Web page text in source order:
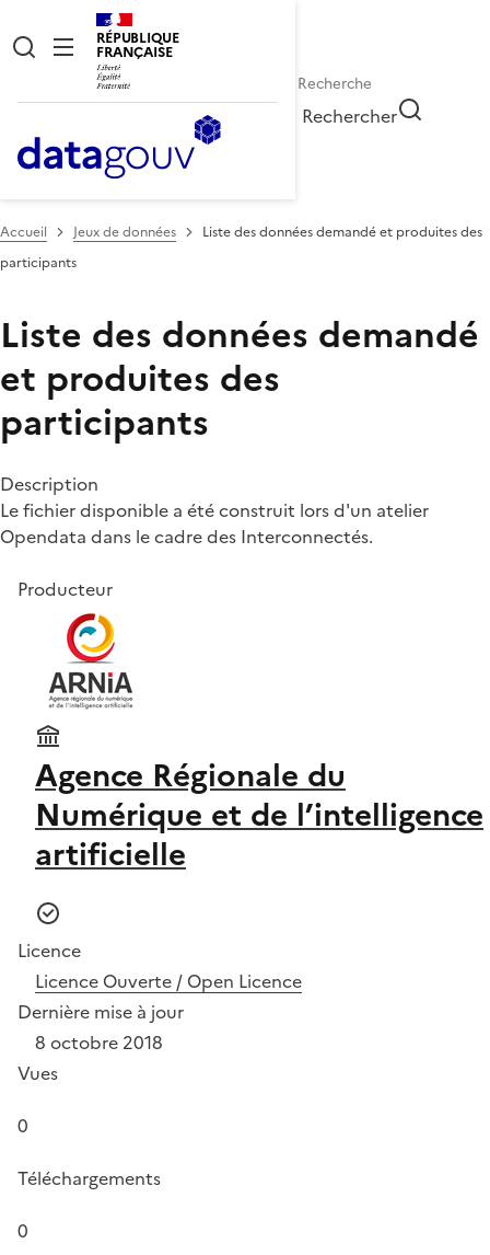
RÉPUBLIQUE
FRANÇAISE
Rechercher
Accueil Jeux de données
Liste des données demandé et produites des
participants
Liste des données demandé
et produites des
participants
Description
Le fichier disponible a été construit lors d'un atelier
Opendata dans le cadre des Interconnectés.
Producteur
Agence Régionale du
Numérique et de l’intelligence
artificielle
Licence
Licence Ouverte / Open Licence
Dernière mise à jour
8 octobre 2018
Vues
0
Téléchargements
0